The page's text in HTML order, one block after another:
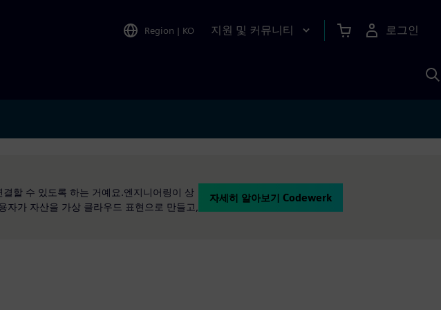
Region | KO 지원 및 커뮤니티 로그인
할 수 있도록 하는 거예요.엔지니어링이 상
가 자산을 가상 클라우드 표현으로 만들고,
자세히 알아보기 Codewerk